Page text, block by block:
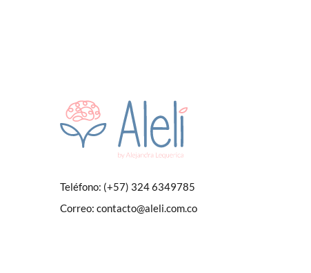
Teléfono: (+57) 324 6349785
Correo: contacto@aleli.com.co